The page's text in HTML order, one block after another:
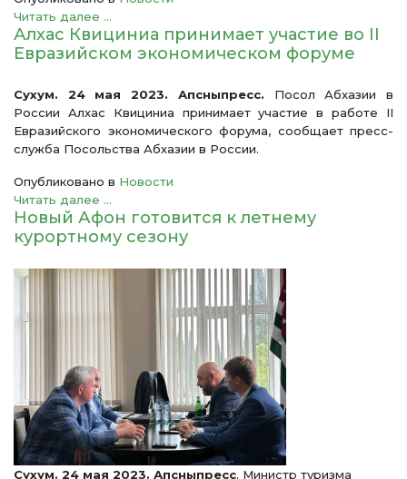
Читать далее ...
Алхас Квициниа принимает участие во II
Евразийском экономическом форуме
Сухум. 24 мая 2023. Апсныпресс. Посол Абхазии в
России Алхас Квициниа принимает участие в работе II
Евразийского экономического форума, сообщает пресс-
служба Посольства Абхазии в России.
Опубликовано в Новости
Читать далее ...
Новый Афон готовится к летнему
курортному сезону
Сухум. 24 мая 2023. Апсныпресс. Министр туризма